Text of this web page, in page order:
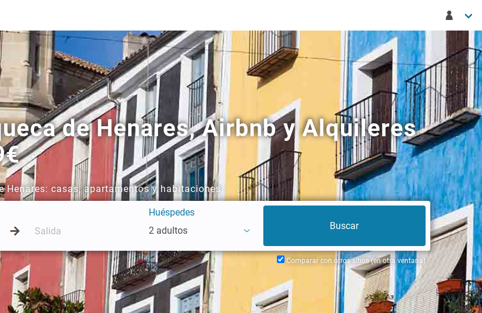
de Henares, Airbnb y Alquileres
casas, apartamentos y habitaciones.
Huéspedes
2 adultos
Comparar con otros sitios (en otra ventana)